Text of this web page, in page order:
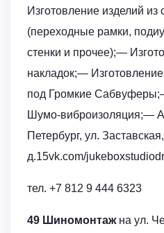
Изготовление изделий из
(переходные рамки,
стенки и прочее);—
накладок;—
под Громкие
Шумо-виброизоляция;—
Петербург, ул. Заставская,
д.15vk.com/
тел. +7 812 9 444 6323
49 Шиномонтажна ул.